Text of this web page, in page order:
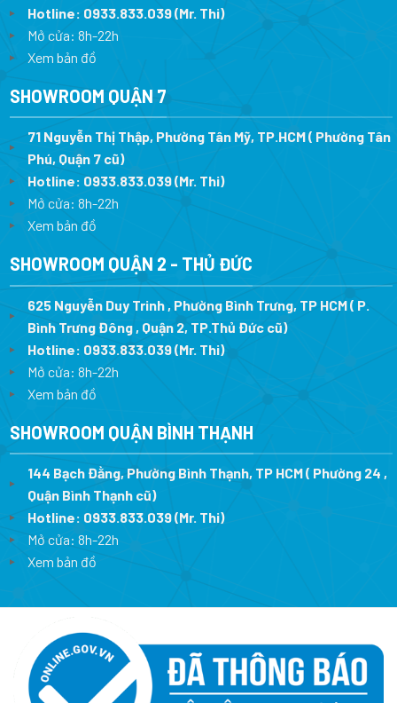
Hotline: 0933.833.039(Mr. Thi)
Mở cửa: 8h-22h
Xem bản đồ
SHOWROOM QUẬN 7
71 Nguyễn Thị Thập, Phường Tân Mỹ, TP.HCM ( Phường Tân
Phú, Quận 7 cũ)
Hotline: 0933.833.039(Mr. Thi)
Mở cửa: 8h-22h
Xem bản đồ
SHOWROOM QUẬN 2 - THỦ ĐỨC
625 Nguyễn Duy Trinh , Phường Bình Trưng, TP HCM ( P.
Bình Trưng Đông , Quận 2, TP.Thủ Đức cũ)
Hotline: 0933.833.039(Mr. Thi)
Mở cửa: 8h-22h
Xem bản đồ
SHOWROOM QUẬN BÌNH THẠNH
144 Bạch Đằng, Phường Bình Thạnh, TP HCM ( Phường 24 ,
Quận Bình Thạnh cũ)
Hotline: 0933.833.039(Mr. Thi)
Mở cửa: 8h-22h
Xem bản đồ